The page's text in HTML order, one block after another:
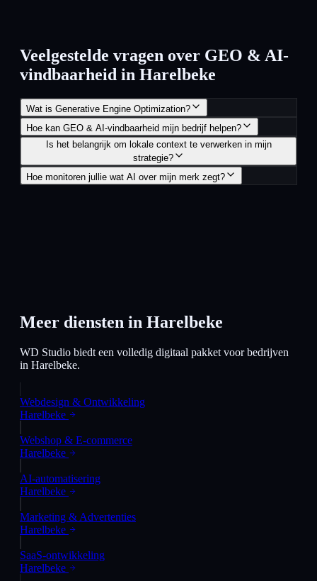
Veelgestelde vragen over GEO & AI-
vindbaarheid in Harelbeke
Wat is Generative Engine Optimization?
Hoe kan GEO & AI-vindbaarheid mijn bedrijf helpen?
Is het belangrijk om lokale context te verwerken in mijn
strategie?
Hoe monitoren jullie wat AI over mijn merk zegt?
Meer diensten in Harelbeke
WD Studio biedt een volledig digitaal pakket voor bedrijven
in Harelbeke.
Webdesign & Ontwikkeling
Harelbeke
Webshop & E-commerce
Harelbeke
AI-automatisering
Harelbeke
Marketing & Advertenties
Harelbeke
SaaS-ontwikkeling
Harelbeke